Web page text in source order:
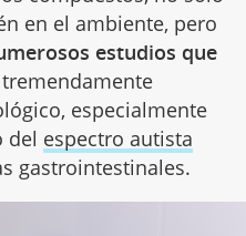
en el ambiente, pero
estudios que
tremendamente
especialmente
del espectro autista
gastrointestinales.